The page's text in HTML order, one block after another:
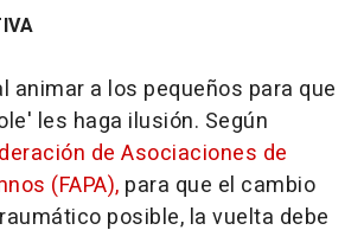
animar a los pequeños para que
les haga ilusión. Según
de Asociaciones de
(FAPA), para que el cambio
posible, la vuelta debe